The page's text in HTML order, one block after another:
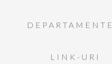
DEPARTAMENTE
LINK-URI